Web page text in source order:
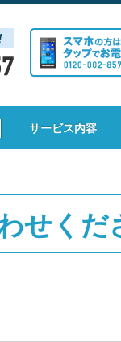
サービス内容
せくだ